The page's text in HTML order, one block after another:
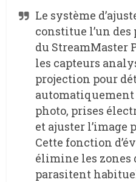
Le système
constitue l’un
du StreamMaster
les capteurs
projection pour
automatiquement
photo, prises
et ajuster l’image
Cette fonction
élimine les zones
parasitent